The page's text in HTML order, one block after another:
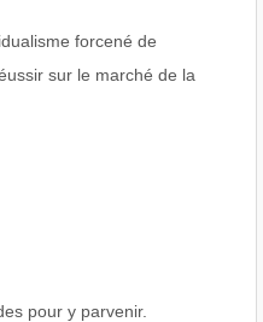
forcené de
sur le marché de la
pour y parvenir.